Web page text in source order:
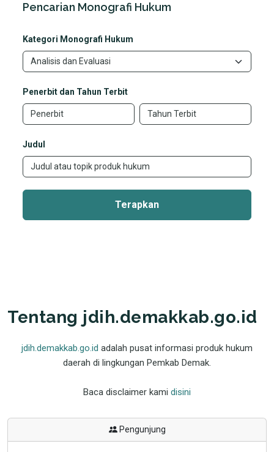
Pencarian Monografi Hukum
Kategori Monografi Hukum
Penerbit dan Tahun Terbit
Judul
Terapkan
Tentang jdih.demakkab.go.id
jdih.demakkab.go.id adalah pusat informasi produk hukum
daerah di lingkungan Pemkab Demak.
Baca disclaimer kami disini
Pengunjung